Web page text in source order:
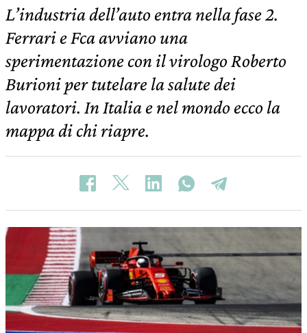
L’industria dell’auto entra nella fase 2.
Ferrari e Fca avviano una
sperimentazione con il virologo Roberto
Burioni per tutelare la salute dei
lavoratori. In Italia e nel mondo ecco la
mappa di chi riapre.